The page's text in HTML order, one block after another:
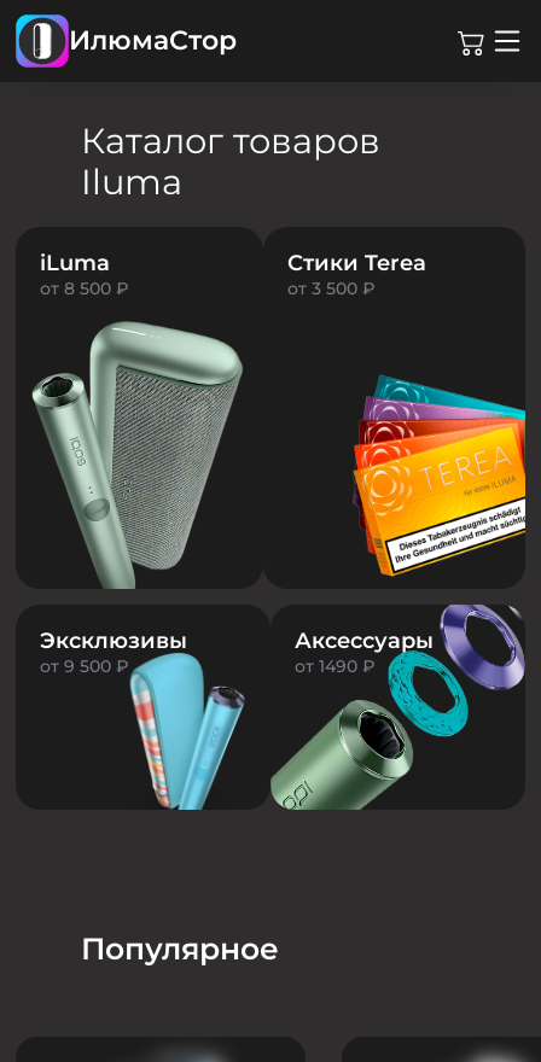
ИлюмаСтор
Каталог товаров
Iluma
iLuma
от 8 500 ₽
Стики Terea
от 3 500 ₽
Эксклюзивы
от 9 500 ₽
Аксессуары
от 1490 ₽
Популярное